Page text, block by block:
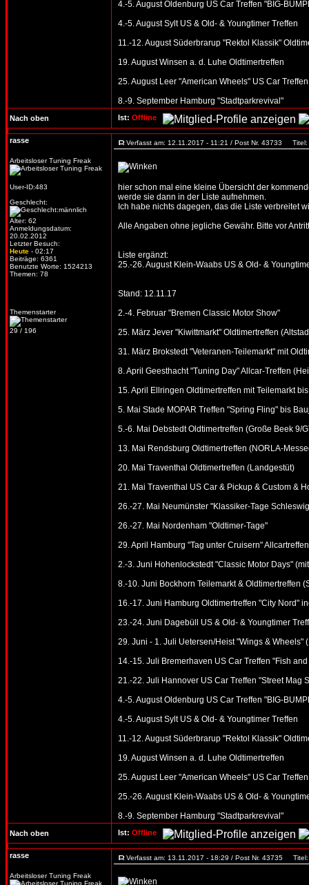
4.-5. August Oldenburg US Car Treffen "BIG-
4.-5. August Sylt US & Old- & Youngtimer Treffen
11.-12. August Süderbrarup "Rektol Klassik"
19. August Winsen a. d. Luhe Oldtimertreffen
25. August Leer "American Wheels" US Car Treffen
8.-9. September Hamburg "Stadtparkrevival"
Nach oben Ist: Offline
rasse
Arbeitsloser Tuning Freak
User-ID:483
Geschlecht:
Alter: 62
Anmeldungsdatum:
20.02.2012
Letzter Besuch:
Heute - 02:17
Beiträge: 6361
Benutzte Worte: 1524213
Themen: 78
Themenstarter
29 / 196
Verfasst am: 12.11.2017 - 11:21 / Post Nr. 43733 Titel:
hier schon mal eine kleine Übersicht der
werde sie dann in der Liste aufnehmen.
Ich habe nichts dagegen, das die Liste verbreitet
Alle Angaben ohne jegliche Gewähr. Bitte vor
Liste ergänzt:
25.-26. August Klein-Waabs US & Old- &
Stand: 12.11.17
2.-4. Februar "Bremen Classic Motor Show"
25. März Jever "Kiwittmarkt" Oldtimertreffen
31. März Brokstedt "Veteranen-Teilemarkt" mit
8. April Geesthacht "Tuning Day" Allcar-Treffen
15. April Ellringen Oldtimertreffen mit Teilemarkt
5. Mai Stade MOPAR Treffen "Spring Fling" bis
5.-6. Mai Debstedt Oldtimertreffen (Große Beek 9/
13. Mai Rendsburg Oldtimertreffen (NORLA-
20. Mai Traventhal Oldtimertreffen (Landgestüt)
21. Mai Traventhal US Car & Pickup & Custom &
26.-27. Mai Neumünster "Klassiker-Tage
26.-27. Mai Nordenham "Oldtimer-Tage"
29. April Hamburg "Tag unter Cruisern" Allcartreffen
2.-3. Juni Hohenlockstedt "Classic Motor Days"
8.-10. Juni Bockhorn Teilemarkt & Oldtimertreffen
16.-17. Juni Hamburg Oldtimertreffen "City Nord"
23.-24. Juni Dagebüll US & Old- & Youngtimer
29. Juni - 1. Juli Uetersen/Heist "Wings & Wheels"
14.-15. Juli Bremerhaven US Car Treffen "Fish
21.-22. Juli Hannover US Car Treffen "Street Mag
4.-5. August Oldenburg US Car Treffen "BIG-
4.-5. August Sylt US & Old- & Youngtimer Treffen
11.-12. August Süderbrarup "Rektol Klassik"
19. August Winsen a. d. Luhe Oldtimertreffen
25. August Leer "American Wheels" US Car Treffen
25.-26. August Klein-Waabs US & Old- &
8.-9. September Hamburg "Stadtparkrevival"
Nach oben Ist: Offline
rasse
Arbeitsloser Tuning Freak
Verfasst am: 13.11.2017 - 18:29 / Post Nr. 43735 Titel: